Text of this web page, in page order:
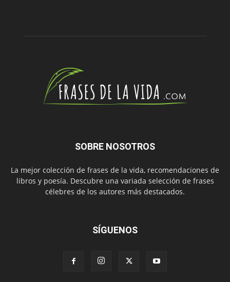
SOBRE NOSOTROS
La mejor colección de frases de la vida, recomendaciones de
libros y poesía. Descubre una variada selección de frases
célebres de los autores más destacados.
SÍGUENOS